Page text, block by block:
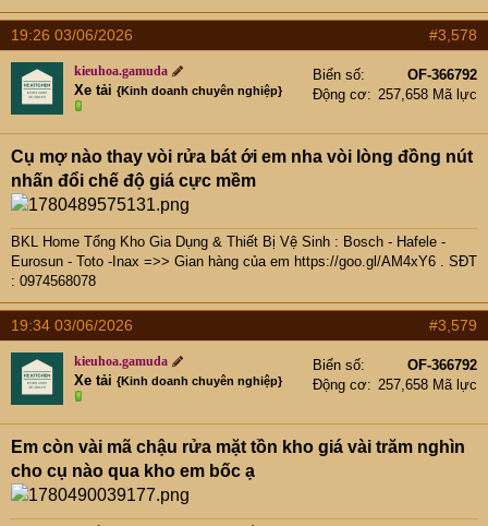
19:26 03/06/2026 #3,578
kieuhoa.gamuda
Xe tải {Kinh doanh chuyên nghiệp}
Biển số
OF-366792
Động cơ
257,658 Mã lực
Cụ mợ nào thay vòi rửa bát ới em nha vòi lòng đồng nút
nhấn đổi chế độ giá cực mềm
BKL Home Tổng Kho Gia Dụng & Thiết Bị Vệ Sinh : Bosch - Hafele -
Eurosun - Toto -Inax =>> Gian hàng của em https://goo.gl/AM4xY6 . SĐT
: 0974568078
19:34 03/06/2026 #3,579
kieuhoa.gamuda
Xe tải {Kinh doanh chuyên nghiệp}
Biển số
OF-366792
Động cơ
257,658 Mã lực
Em còn vài mã chậu rửa mặt tồn kho giá vài trăm nghìn
cho cụ nào qua kho em bốc ạ